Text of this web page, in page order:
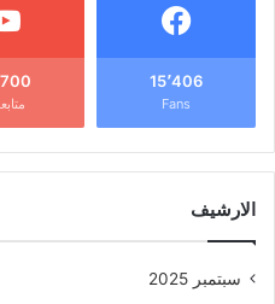
15٬406
Fans
الارشيف
سبتمبر 2025